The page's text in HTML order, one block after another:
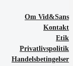
Om Vid&Sans
Kontakt
Etik
Privatlivspolitik
Handelsbetingelser